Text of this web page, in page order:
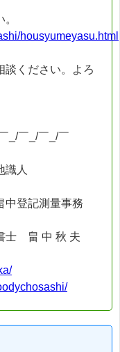
。
housyumeyasu.html
談ください。よろ
_/￣_/￣_/￣
識人
登記測量事務
士 畠 中 秋 夫